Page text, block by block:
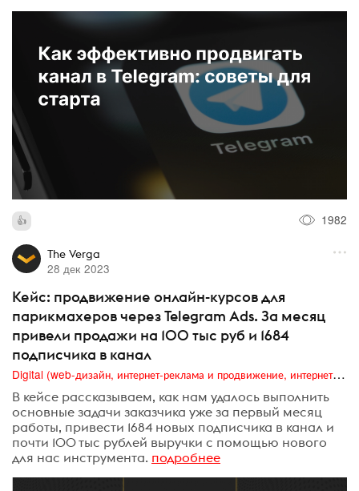
1982
The Verga
28 дек 2023
Кейс: продвижение онлайн-курсов для
парикмахеров через Telegram Ads. За месяц
привели продажи на 100 тыс руб и 1684
подписчика в канал
Digital (web-дизайн, интернет-реклама и продвижение, интернет-сообщества и блоги, интернет-коммуникации, мобильный маркетинг, реклама на цифровых экранах)
В кейсе рассказываем, как нам удалось выполнить
основные задачи заказчика уже за первый месяц
работы, привести 1684 новых подписчика в канал и
почти 100 тыс рублей выручки с помощью нового
для нас инструмента. подробнее